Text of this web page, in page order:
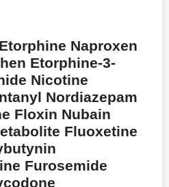
Naproxen
Etorphine-3-
Nicotine
Nordiazepam
Floxin Nubain
Fluoxetine
Furosemide